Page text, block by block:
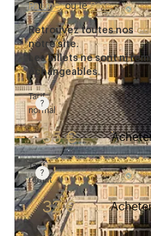
Paume, ou leParc.
Retrouvez toutes nos
notre site.
Les billets ne sont ni
échangeables.
Tarif
normal
Tarif valable du 1er
35 €
Tarif
réduit
Tarif valable du 1er
32 €